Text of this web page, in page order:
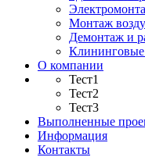
Монтаж
Демонтаж и
Клининговые
О компании
Тест1
Тест2
Тест3
Выполненные
Информация
Контакты